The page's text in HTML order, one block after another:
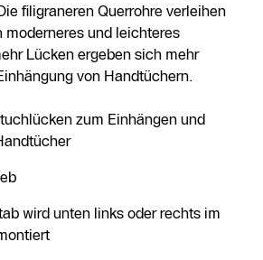
filigraneren Querrohre verleihen
moderneres und leichteres
Lücken ergeben sich mehr
von Handtüchern.
zum Einhängen und
wird unten links oder rechts im